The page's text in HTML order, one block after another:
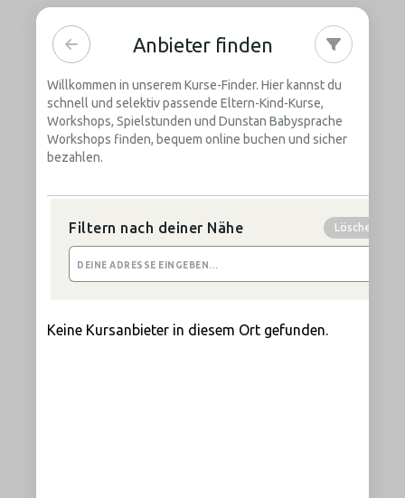
Anbieter finden
Willkommen in unserem Kurse-Finder. Hier kannst du
schnell und selektiv passende Eltern-Kind-Kurse,
Workshops, Spielstunden und Dunstan Babysprache
Workshops finden, bequem online buchen und sicher
bezahlen.
Filtern nach deiner Nähe Löschen
Keine Kursanbieter in diesem Ort gefunden.